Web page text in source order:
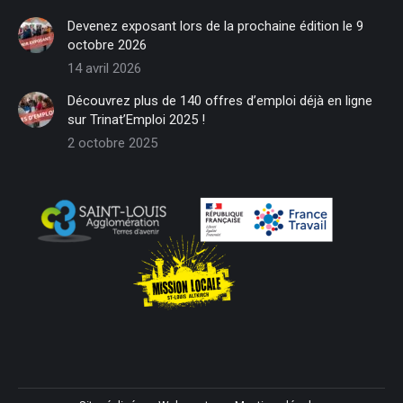
in
new
window
new
window
in
new
window
in
new
window
in
new
window
in
Devenez exposant lors de la prochaine édition le 9
octobre 2026
14 avril 2026
Découvrez plus de 140 offres d’emploi déjà en ligne
sur Trinat’Emploi 2025 !
2 octobre 2025